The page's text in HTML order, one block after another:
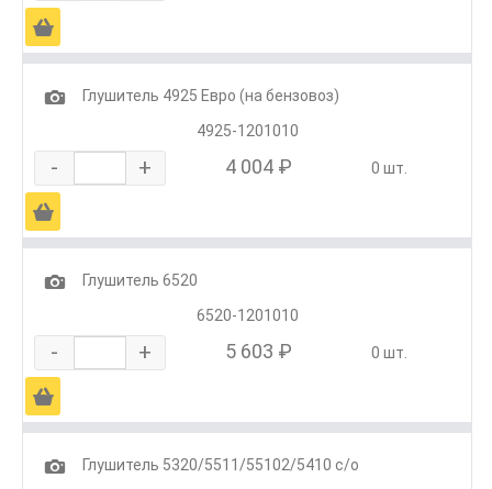
Ä
1
Глушитель 4925 Евро (на бензовоз)
4925-1201010
- + 4 004 ₽ 0 шт.
Ä
1
Глушитель 6520
6520-1201010
- + 5 603 ₽ 0 шт.
Ä
1
Глушитель 5320/5511/55102/5410 с/о